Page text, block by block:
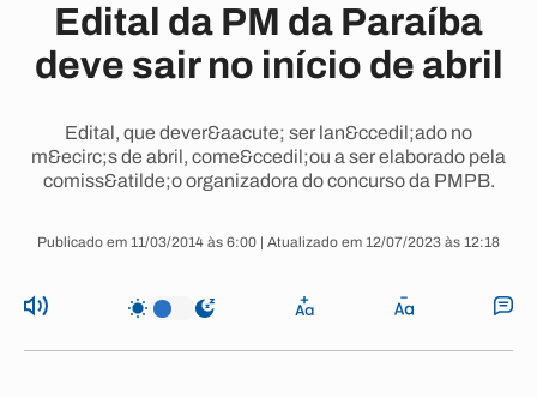
Edital da PM da Paraíba
deve sair no início de abril
Edital, que dever&aacute; ser lan&ccedil;ado no
m&ecirc;s de abril, come&ccedil;ou a ser elaborado pela
comiss&atilde;o organizadora do concurso da PMPB.
Publicado em 11/03/2014 às 6:00 | Atualizado em 12/07/2023 às 12:18